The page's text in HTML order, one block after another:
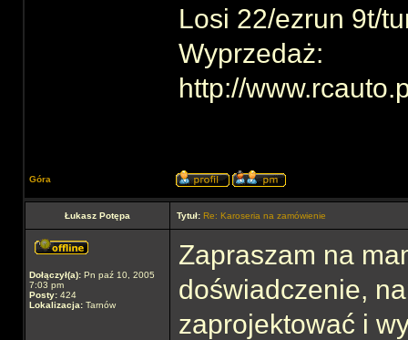
Losi 22/ezrun 9t/
Wyprzedaż:
http://
Góra
Łukasz Potępa Tytuł: Re: Karoseria na zamówienie
Dołączył(a): Pn paź 10, 2005
7:03 pm
Posty: 424
Lokalizacja: Tarnów
Zapraszam na
doświadczenie,
zaprojektować i